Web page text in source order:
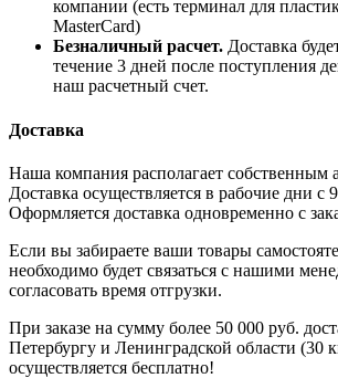
компании (есть терминал для
MasterCard)
Безналичный расчет. Доставка
течение 3 дней после поступления
наш расчетный счет.
Доставка
Наша компания располагает собственным
Доставка осуществляется в рабочие дни с
Оформляется доставка одновременно с
Если вы забираете ваши товары
необходимо будет связаться с нашими
согласовать время отгрузки.
При заказе на сумму более 50 000 руб.
Петербургу и Ленинградской области
осуществляется бесплатно!